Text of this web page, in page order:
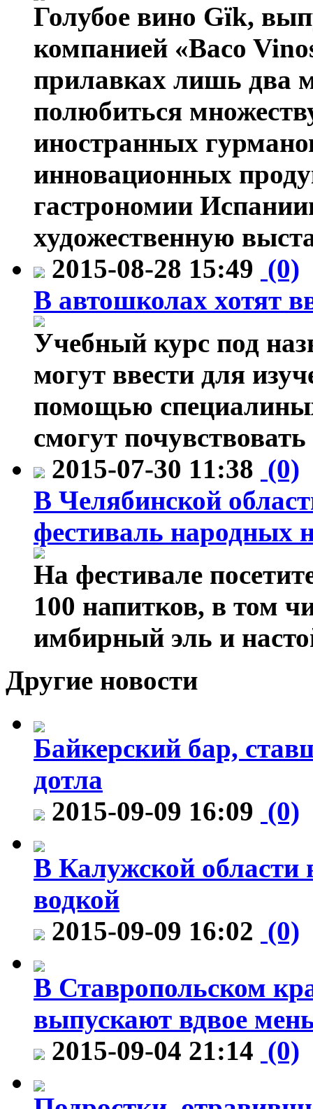
Голубое вино Gïk,
компанией «Baco
прилавках лишь два
полюбиться
иностранных
инновационных
гастрономии
художественную
2015-08-28 15:49 (0)
В автошколах хотят
Учебный курс под
могут ввести для
помощью
смогут
2015-07-30 11:38 (0)
В Челябинской
фестиваль народных
На фестивале
100 напитков, в том
имбирный эль и
Другие новости
Байкерский бар,
дотла
2015-09-09 16:09 (0)
В Калужской области
водкой
2015-09-09 16:02 (0)
В Ставропольском
выпускают вдвое
2015-09-04 21:14 (0)